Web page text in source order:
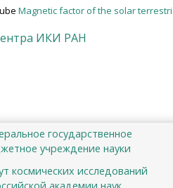
Magnetic factor of the solar
ИКИ РАН
государственное
учреждение науки
космических исследований